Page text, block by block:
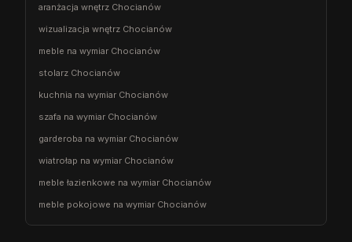
aranżacja wnętrz Chocianów
wizualizacja wnętrz Chocianów
meble na wymiar Chocianów
stolarz Chocianów
kuchnia na wymiar Chocianów
szafa na wymiar Chocianów
garderoba na wymiar Chocianów
wiatrołap na wymiar Chocianów
meble łazienkowe na wymiar Chocianów
meble pokojowe na wymiar Chocianów